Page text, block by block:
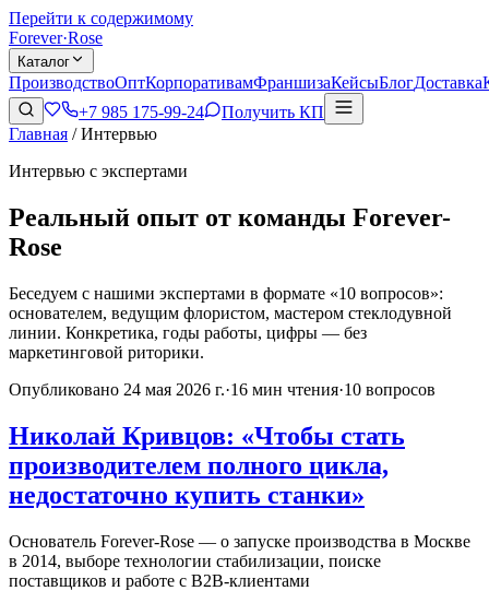
Перейти к содержимому
Forever·Rose
Каталог
ПроизводствоОптКорпоративамФраншизаКейсыБлогДоставка
+7 985 175-99-24
Получить КП
Главная /Интервью
Интервью с экспертами
Реальный опыт от команды Forever-
Rose
Беседуем с нашими экспертами в формате «10 вопросов»:
основателем, ведущим флористом, мастером стеклодувной
линии. Конкретика, годы работы, цифры — без
маркетинговой риторики.
Опубликовано 24 мая 2026 г.·16 мин чтения·10 вопросов
Николай Кривцов: «Чтобы стать
производителем полного цикла,
недостаточно купить станки»
Основатель Forever-Rose — о запуске производства в Москве
в 2014, выборе технологии стабилизации, поиске
поставщиков и работе с B2B-клиентами